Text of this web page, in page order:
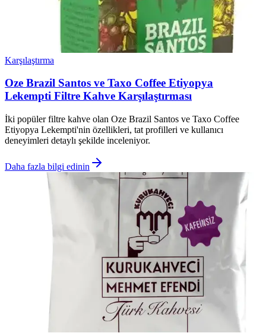
Karşılaştırma
Oze Brazil Santos ve Taxo Coffee Etiyopya
Lekempti Filtre Kahve Karşılaştırması
İki popüler filtre kahve olan Oze Brazil Santos ve Taxo Coffee
Etiyopya Lekempti'nin özellikleri, tat profilleri ve kullanıcı
deneyimleri detaylı şekilde inceleniyor.
Daha fazla bilgi edinin